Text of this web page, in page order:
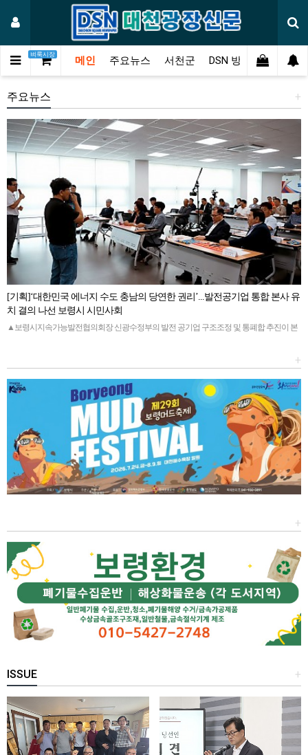
벼룩시장
메인 주요뉴스 서천군 DSN 방송 오피니언
+
주요뉴스
[기획]‘대한민국 에너지 수도 충남의 당연한 권리’...발전공기업 통합 본사 유
치 결의 나선 보령시 시민사회
▲보령시지속가능발전협의회장 신광수정부의 발전 공기업 구조조정 및 통폐합 추진이 본
+
+
+
ISSUE